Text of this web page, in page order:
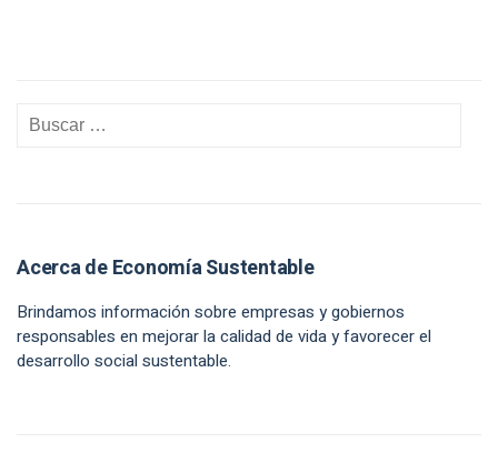
Acerca de Economía Sustentable
Brindamos información sobre empresas y gobiernos
responsables en mejorar la calidad de vida y favorecer el
desarrollo social sustentable.